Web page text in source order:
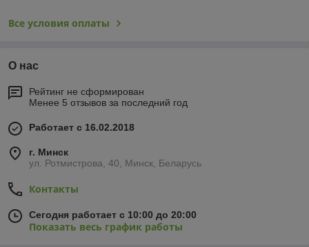
Все условия оплаты
О нас
Рейтинг не сформирован
Менее 5 отзывов за последний год
Работает с 16.02.2018
г. Минск
ул. Ротмистрова, 40, Минск, Беларусь
Контакты
Сегодня работает с 10:00 до 20:00
Показать весь график работы